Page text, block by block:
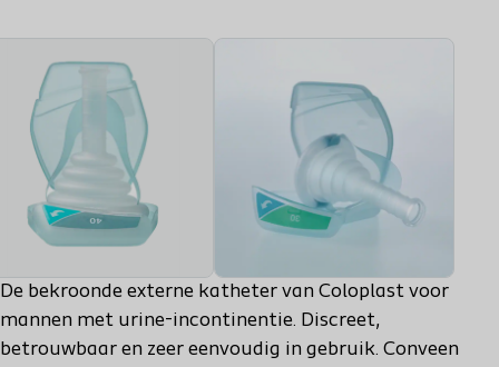
De bekroonde externe katheter van Coloplast voor
mannen met urine-incontinentie. Discreet,
betrouwbaar en zeer eenvoudig in gebruik. Conveen